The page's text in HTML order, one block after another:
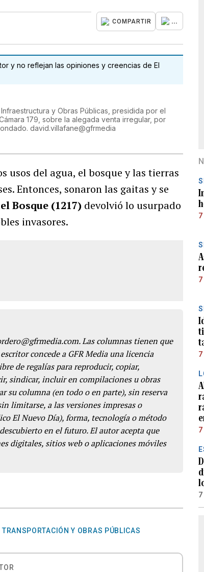
COMPARTIR ...
y no reflejan las opiniones y creencias de El
y Obras Públicas, presidida por el
179, sobre la alegada venta irregular, por
david.villafane@gfrmedia
usos del agua, el bosque y las tierras
Entonces, sonaron las gaitas y se
Bosque (1217) devolvió lo usurpado
invasores.
Las columnas tienen que
concede a GFR Media una licencia
de regalías para reproducir, copiar,
sindicar, incluir en compilaciones u obras
su columna (en todo o en parte), sin reserva
limitarse, a las versiones impresas o
El Nuevo Día), forma, tecnología o método
en el futuro. El autor acepta que
digitales, sitios web o aplicaciones móviles
TRANSPORTACIÓN Y OBRAS PÚBLICAS